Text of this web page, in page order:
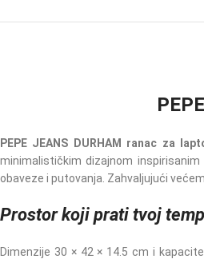
PEPE JEANS DURHAM ranac za
minimalističkim dizajnom
obaveze i putovanja. Zahvaljujući
Prostor koji prati tvoj
Dimenzije 30 × 42 × 14.5 cm i